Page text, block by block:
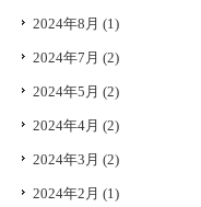
2024年8月 (1)
2024年7月 (2)
2024年5月 (2)
2024年4月 (2)
2024年3月 (2)
2024年2月 (1)